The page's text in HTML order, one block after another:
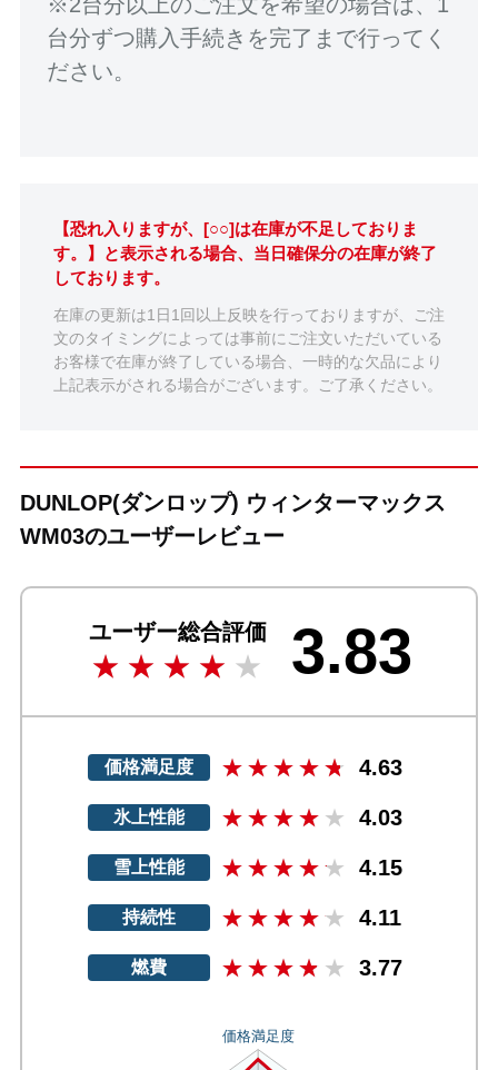
台分ずつ購入手続きを完了まで行ってく
ださい。
【恐れ入りますが、[○○]は在庫が不足しておりま
す。】と表示される場合、当日確保分の在庫が終了
しております。
在庫の更新は1日1回以上反映を行っておりますが、ご注
文のタイミングによっては事前にご注文いただいている
お客様で在庫が終了している場合、一時的な欠品により
上記表示がされる場合がございます。ご了承ください。
DUNLOP(ダンロップ) ウィンターマックス
WM03のユーザーレビュー
ユーザー総合評価 3.83
価格満足度 4.63
氷上性能 4.03
雪上性能 4.15
持続性 4.11
燃費 3.77